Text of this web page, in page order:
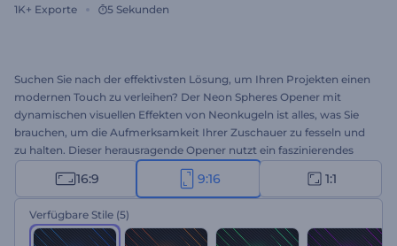
1K+ Exporte 5 Sekunden
Suchen Sie nach der effektivsten Lösung, um Ihren Projekten einen
modernen Touch zu verleihen? Der Neon Spheres Opener mit
dynamischen visuellen Effekten von Neonkugeln ist alles, was Sie
brauchen, um die Aufmerksamkeit Ihrer Zuschauer zu fesseln und
zu halten. Dieser herausragende Opener nutzt ein faszinierendes
Lichtspiel und leuchtende Farben, um Ihr Logo zu präsentieren.
Nehmen Sie sich eine Minute Zeit, um Ihr Logo hochzuladen, Ihren
Slogan einzugeben und eine professionelleLogo-Animationzu
erhalten. Perfekt geeignet für Markenwerbung,
Unternehmenspräsentationen, neue Kanal-Intros,
16:9 9:16 1:1
Verfügbare Stile (5)